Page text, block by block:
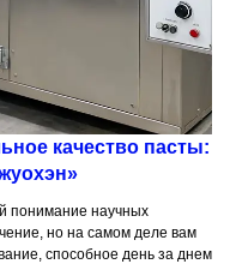
качество пасты:
понимание научных
но на самом деле вам
способное день за днем